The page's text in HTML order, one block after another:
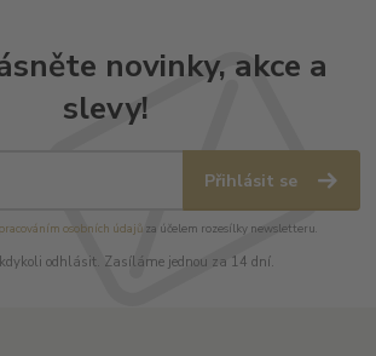
novinky, akce a
slevy!
Přihlásit se
osobních údajůza účelem rozesílky newsletteru.
kdykoli odhlásit. Zasíláme jednou za 14 dní.